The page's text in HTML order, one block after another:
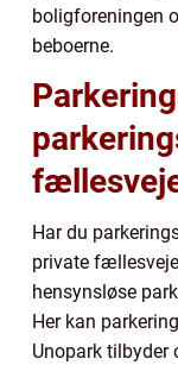
boligforeningen
beboerne.
Har du
private
hensynsløse
Her kan
Unopark tilbyder